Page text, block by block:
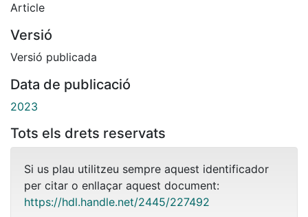
Article
Versió
Versió publicada
Data de publicació
2023
Tots els drets reservats
Si us plau utilitzeu sempre aquest identificador
per citar o enllaçar aquest document:
https://hdl.handle.net/2445/227492